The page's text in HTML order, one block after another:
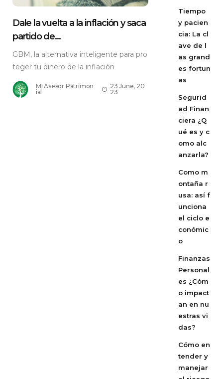
Dale la vuelta a la inflación y saca
partido de...
GBM, la alternativa inteligente para pro
teger tu dinero de la inflación
MI Asesor Patrimon
ial
23 June, 20
23
Tiempo
y pacien
cia: La cl
ave de l
as grand
es fortun
as
Segurid
ad Finan
ciera ¿Q
ué es y c
omo alc
anzarla?
Como m
ontaña r
usa: así f
unciona
el ciclo e
conómic
o
Finanzas
Personal
es ¿Cóm
o impact
an en nu
estras vi
das?
Cómo en
tender y
manejar